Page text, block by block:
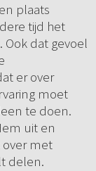
plaats
tijd het
dat gevoel
er over
moet
te doen.
uit en
over met
delen.